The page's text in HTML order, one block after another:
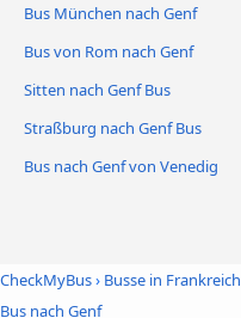
Bus München nach Genf
Bus von Rom nach Genf
Sitten nach Genf Bus
Straßburg nach Genf Bus
Bus nach Genf von Venedig
CheckMyBus› Busse in Frankreich
Bus nach Genf